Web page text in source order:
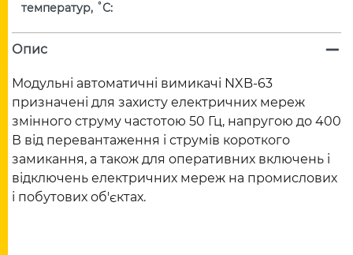
температур, ˚С:
Опис
Модульні автоматичні вимикачі NXB-63
призначені для захисту електричних мереж
змінного струму частотою 50 Гц, напругою до 400
В від перевантаження і струмів короткого
замикання, а також для оперативних включень і
відключень електричних мереж на промислових
і побутових об'єктах.